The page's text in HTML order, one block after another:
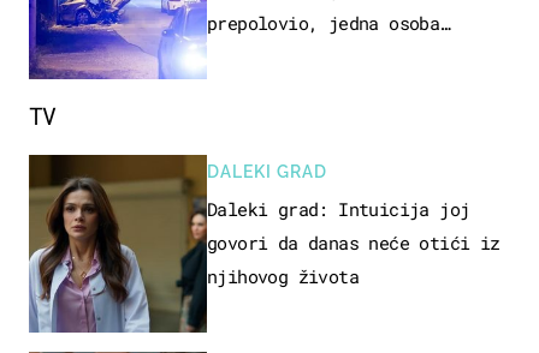
prepolovio, jedna osoba
TV
DALEKI GRAD
Daleki grad: Intuicija joj
govori da danas neće otići iz
njihovog života